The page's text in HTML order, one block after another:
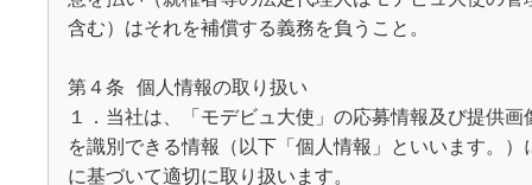
含む）はそれを補償する義務を負うこと。
第４条 個人情報の取り扱い
１．当社は、「モデビュ大使」の応募情報及び提供
を識別できる情報（以下「個人情報」といいま
に基づいて適切に取り扱います。